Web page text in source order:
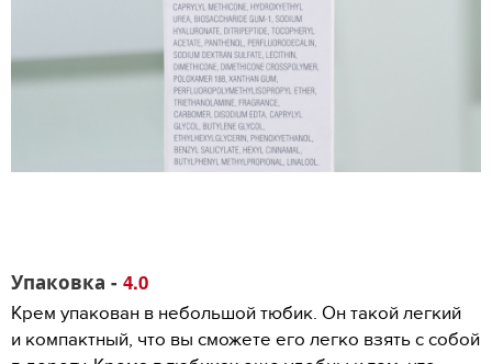
Упаковка - 4.0
Крем упакован в небольшой тюбик. Он такой легкий
и компактный, что вы сможете его легко взять с собой